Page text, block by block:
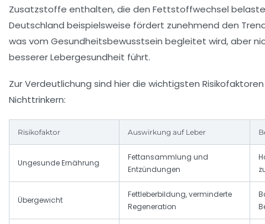
Zusatzstoffe enthalten, die den Fettstoffwechsel
Deutschland beispielsweise fördert zunehmend den
was vom Gesundheitsbewusstsein begleitet wird, aber
besserer Lebergesundheit führt.
Zur Verdeutlichung sind hier die wichtigsten
Nichttrinkern:
Risikofaktor Auswirkung auf Leber
Ungesunde Ernährung
Fettansammlung und
Entzündungen
Übergewicht
Fettleberbildung, verminderte
Regeneration